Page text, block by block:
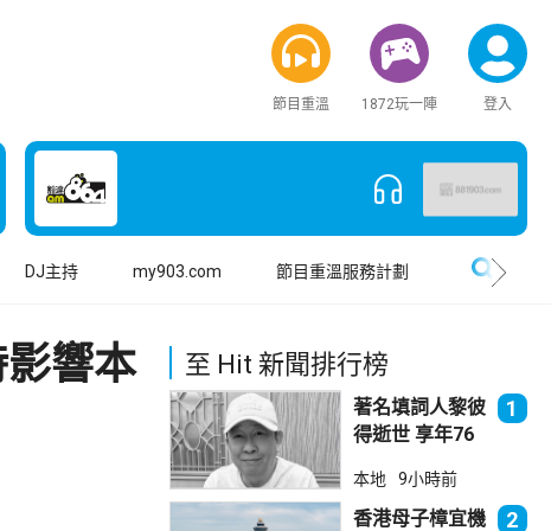
節目重溫 1872玩一陣 登入
DJ主持 my903.com 節目重溫服務計劃
響本
至 Hit 新聞排行榜
著名填詞人黎彼
得逝世 享年76
1
本地 9小時前
香港母子樟宜機 2